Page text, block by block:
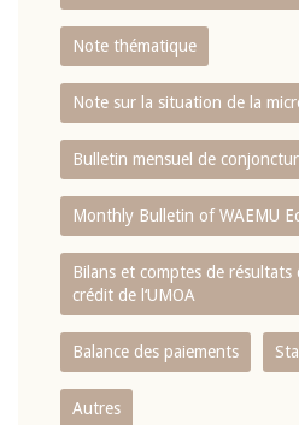
Note thématique
Note sur la situation de la
Bulletin mensuel de
Monthly Bulletin of WAEMU
Bilans et comptes de résultats
crédit de l‘UMOA
Balance des paiements
Autres